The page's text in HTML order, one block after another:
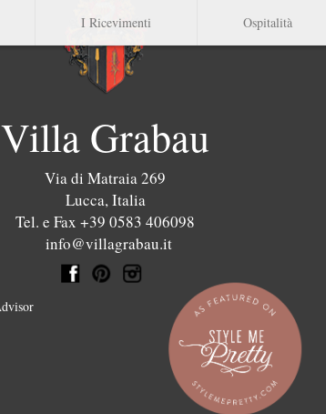
I Ricevimenti Ospitalità
Villa Grabau
Via di Matraia 269
Lucca, Italia
Tel. e Fax +39 0583 406098
info@villagrabau.it